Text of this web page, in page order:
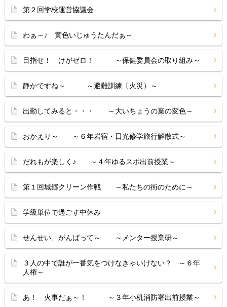
第２回学校運営協議会
わぁ～♪ 黄色いじゅうたんだぁ～
目指せ！ けがゼロ！ ～保健委員会の取り組み～
静かですね～ ～避難訓練〔火災）～
出勤してみると・・・ ～大いちょうの葉の変色～
おかえり～ ～６年岩宿・日光修学旅行解散式～
だれもが楽しく♪ ～４年ゆるスポ出前授業～
第１回城郷クリーン作戦 ～私たちの街のために～
学級単位で過ごす中休み
せんせい、がんばって～ ～メンター授業研～
３人の中で誰が一番気をつけなきゃいけない？ ～６年
人権～
あ！ 火事だぁ～！ ～３年小机消防署出前授業～